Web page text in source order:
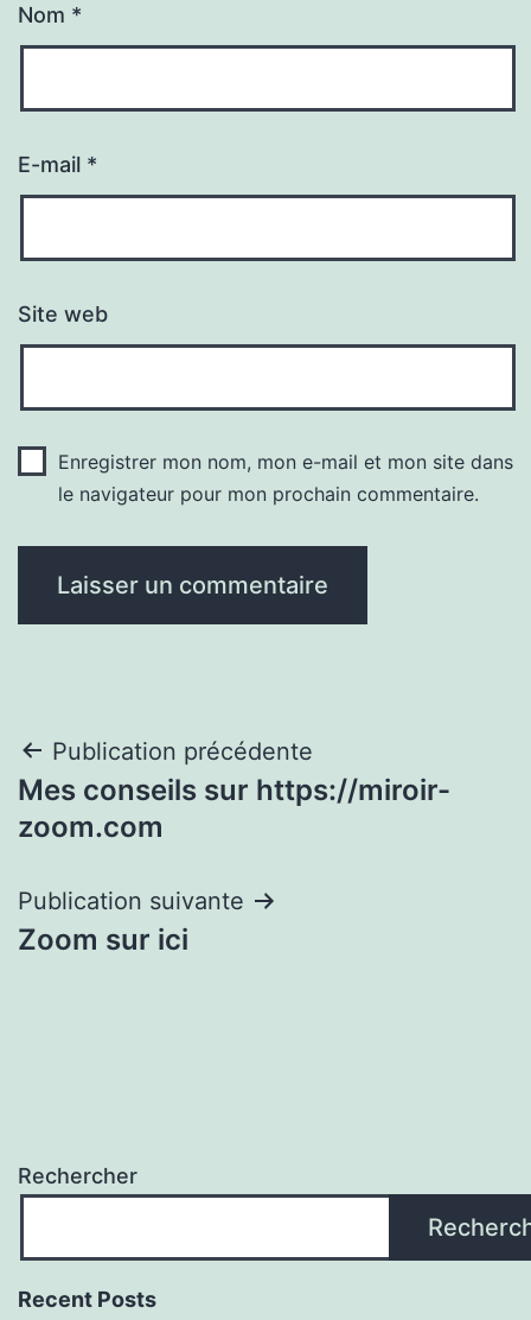
Nom *
E-mail *
Site web
Enregistrer mon nom, mon e-mail et mon site dans
le navigateur pour mon prochain commentaire.
Navigation
de
Publication précédente
Mes conseils sur https://miroir-
zoom.com
Publication suivante
Zoom sur ici
Rechercher
Recent Posts